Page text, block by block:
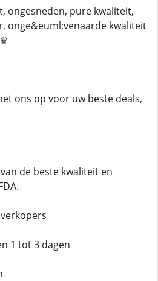
ongesneden, pure kwaliteit,
onge&euml;venaarde kwaliteit
ons op voor uw beste deals,
de beste kwaliteit en
1 tot 3 dagen